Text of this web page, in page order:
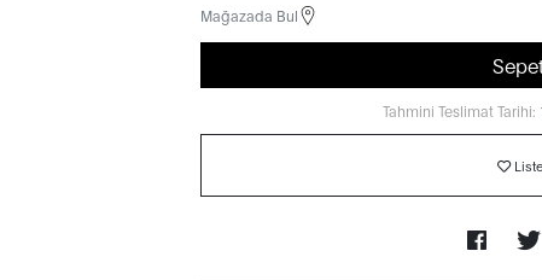
Mağazada Bul
Tahmini Teslimat Tarihi: